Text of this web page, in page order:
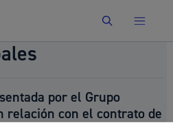
Buscar
por el Grupo
relación con el contrato de